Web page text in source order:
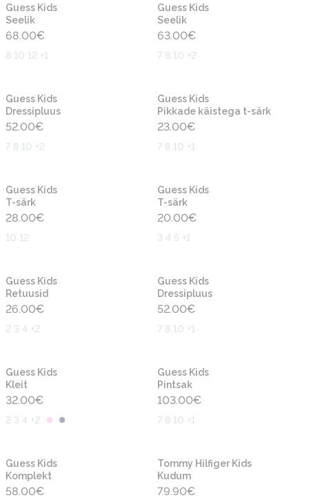
Guess Kids
Seelik
68.00€
8 10 12 +1
Guess Kids
Seelik
63.00€
7 8 10 +2
Guess Kids
Dressipluus
52.00€
7 8 10 +2
Guess Kids
Pikkade käistega t-särk
23.00€
7 8 10 +1
Guess Kids
T-särk
28.00€
10 12
Guess Kids
T-särk
20.00€
3 4 5 +1
Guess Kids
Retuusid
26.00€
2 3 4 +2
Guess Kids
Dressipluus
52.00€
7 8 10 +1
Guess Kids
Kleit
32.00€
2 3 4 +2
Guess Kids
Pintsak
103.00€
7 8 10 +1
Guess Kids
Komplekt
58.00€
Tommy Hilfiger Kids
Kudum
79.90€